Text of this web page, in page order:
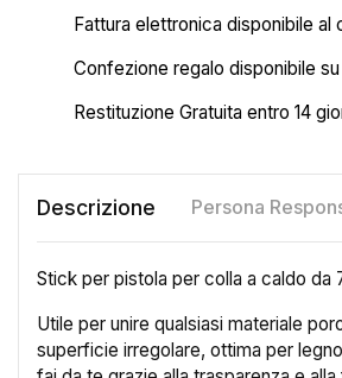
Fattura elettronica disponibile al
Confezione regalo disponibile
Restituzione Gratuita entro 14
Descrizione Persona
Stick per pistola per colla a caldo da
Utile per unire qualsiasi materiale
superficie irregolare, ottima per